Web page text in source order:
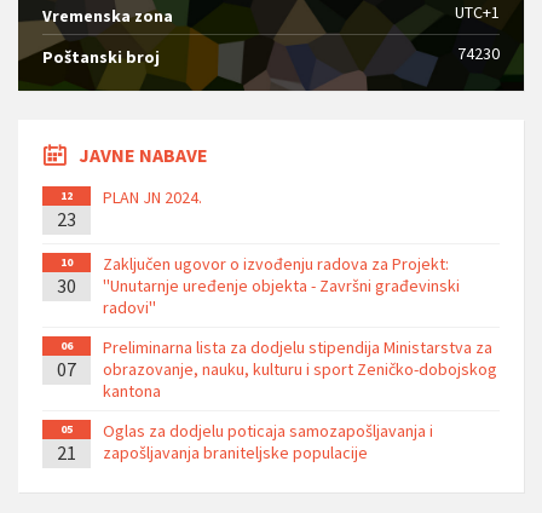
Vremenska zona
UTC+1
Poštanski broj 74230
JAVNE NABAVE
12
23
PLAN JN 2024.
10
30
Zaključen ugovor o izvođenju radova za Projekt:
''Unutarnje uređenje objekta - Završni građevinski
radovi''
06
07
Preliminarna lista za dodjelu stipendija Ministarstva za
obrazovanje, nauku, kulturu i sport Zeničko-dobojskog
kantona
05
21
Oglas za dodjelu poticaja samozapošljavanja i
zapošljavanja braniteljske populacije